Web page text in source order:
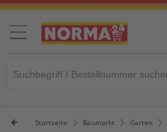
Startseite Baumarkt Garten